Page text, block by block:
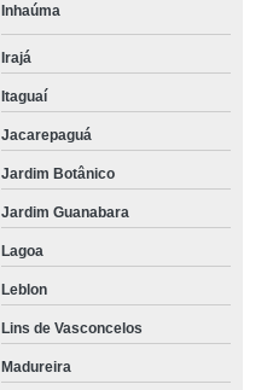
Inhaúma
Irajá
Itaguaí
Jacarepaguá
Jardim Botânico
Jardim Guanabara
Lagoa
Leblon
Lins de Vasconcelos
Madureira